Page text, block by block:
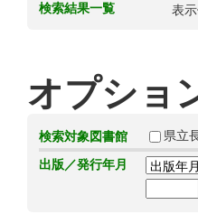
検索結果一覧 表
オプショ
検索対象図書館 県立
出版／発行年月